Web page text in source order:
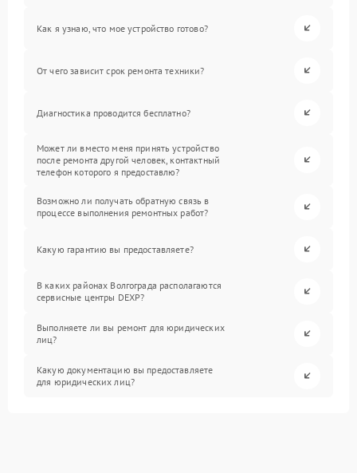
Как я узнаю, что мое устройство готово?
От чего зависит срок ремонта техники?
Диагностика проводится бесплатно?
Может ли вместо меня принять устройство
после ремонта другой человек, контактный
телефон которого я предоставлю?
Возможно ли получать обратную связь в
процессе выполнения ремонтных работ?
Какую гарантию вы предоставляете?
В каких районах Волгограда располагаются
сервисные центры DEXP?
Выполняете ли вы ремонт для юридических
лиц?
Какую документацию вы предоставляете
для юридических лиц?